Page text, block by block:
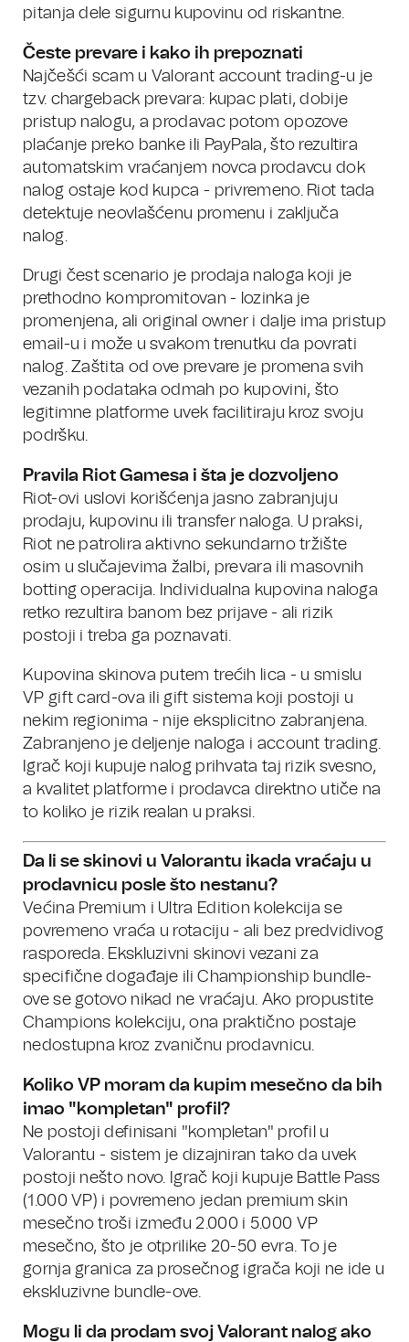
pitanja dele sigurnu kupovinu od riskantne.
Česte prevare i kako ih prepoznati
Najčešći scam u Valorant account trading-u je
tzv. chargeback prevara: kupac plati, dobije
pristup nalogu, a prodavac potom opozove
plaćanje preko banke ili PayPala, što rezultira
automatskim vraćanjem novca prodavcu dok
nalog ostaje kod kupca - privremeno. Riot tada
detektuje neovlašćenu promenu i zaključa
nalog.
Drugi čest scenario je prodaja naloga koji je
prethodno kompromitovan - lozinka je
promenjena, ali original owner i dalje ima pristup
email-u i može u svakom trenutku da povrati
nalog. Zaštita od ove prevare je promena svih
vezanih podataka odmah po kupovini, što
legitimne platforme uvek facilitiraju kroz svoju
podršku.
Pravila Riot Gamesa i šta je dozvoljeno
Riot-ovi uslovi korišćenja jasno zabranjuju
prodaju, kupovinu ili transfer naloga. U praksi,
Riot ne patrolira aktivno sekundarno tržište
osim u slučajevima žalbi, prevara ili masovnih
botting operacija. Individualna kupovina naloga
retko rezultira banom bez prijave - ali rizik
postoji i treba ga poznavati.
Kupovina skinova putem trećih lica - u smislu
VP gift card-ova ili gift sistema koji postoji u
nekim regionima - nije eksplicitno zabranjena.
Zabranjeno je deljenje naloga i account trading.
Igrač koji kupuje nalog prihvata taj rizik svesno,
a kvalitet platforme i prodavca direktno utiče na
to koliko je rizik realan u praksi.
Da li se skinovi u Valorantu ikada vraćaju u
prodavnicu posle što nestanu?
Većina Premium i Ultra Edition kolekcija se
povremeno vraća u rotaciju - ali bez predvidivog
rasporeda. Ekskluzivni skinovi vezani za
specifične događaje ili Championship bundle-
ove se gotovo nikad ne vraćaju. Ako propustite
Champions kolekciju, ona praktično postaje
nedostupna kroz zvaničnu prodavnicu.
Koliko VP moram da kupim mesečno da bih
imao "kompletan" profil?
Ne postoji definisani "kompletan" profil u
Valorantu - sistem je dizajniran tako da uvek
postoji nešto novo. Igrač koji kupuje Battle Pass
(1.000 VP) i povremeno jedan premium skin
mesečno troši između 2.000 i 5.000 VP
mesečno, što je otprilike 20-50 evra. To je
gornja granica za prosečnog igrača koji ne ide u
ekskluzivne bundle-ove.
Mogu li da prodam svoj Valorant nalog ako